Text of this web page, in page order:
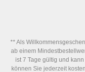
** Als
ab einem
ist 7 Tage gültig und
können Sie jederzeit